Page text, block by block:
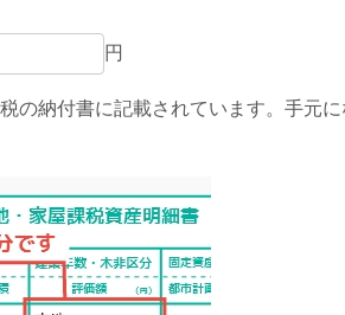
円
の納付書に記載されています。手元に